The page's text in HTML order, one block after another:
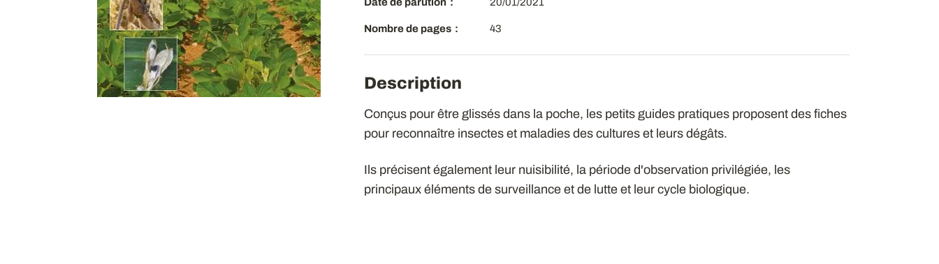
Nombre de pages 43
Description
Conçus pour être glissés dans la poche, les petits guides pratiques proposent des fiches
pour reconnaître insectes et maladies des cultures et leurs dégâts.
Ils précisent également leur nuisibilité, la période d'observation privilégiée, les
principaux éléments de surveillance et de lutte et leur cycle biologique.